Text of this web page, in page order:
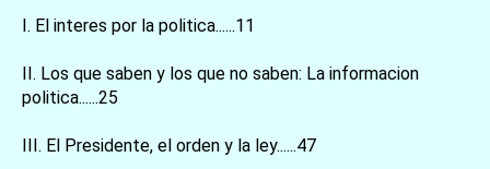
I. El interes por la politica......11
II. Los que saben y los que no saben: La informacion
politica......25
III. El Presidente, el orden y la ley......47